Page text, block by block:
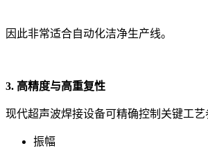
因此非常适合自动化洁净生产线。
3. 高精度与高重复性
现代超声波焊接设备可精确控制关键工艺
振幅